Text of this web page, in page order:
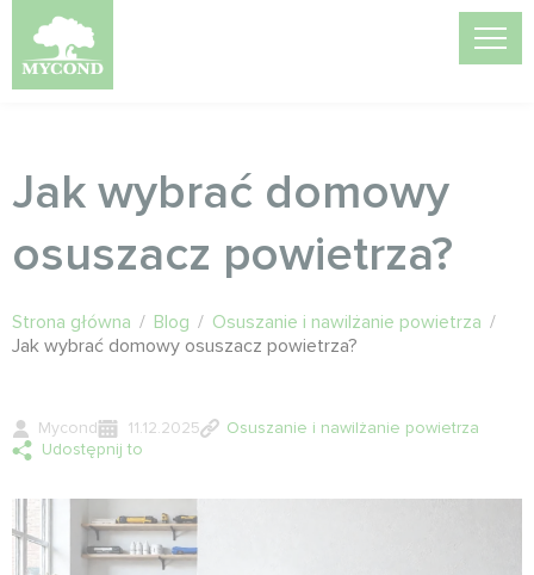
Jak wybrać domowy
osuszacz powietrza?
Strona główna / Blog / Osuszanie i nawilżanie powietrza /
Jak wybrać domowy osuszacz powietrza?
Mycond 11.12.2025
Osuszanie i nawilżanie powietrza
Udostępnij to